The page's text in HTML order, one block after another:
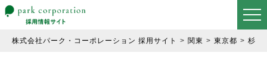
株式会社パーク・コーポレーション 採用サイト 関東 東京都 杉並